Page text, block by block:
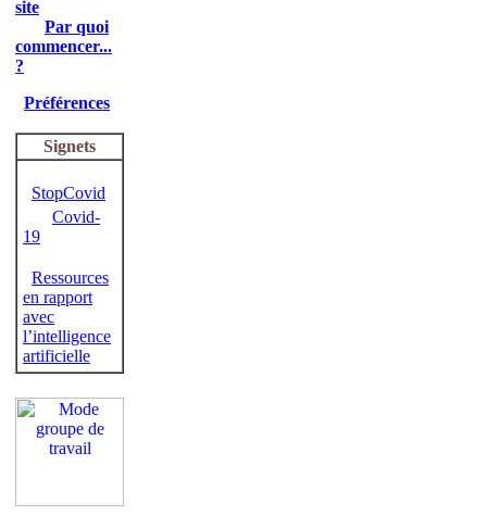
site
Par quoi
commencer...
?
Préférences
Signets
StopCovid
Covid-
19
Ressources
en rapport
avec
l’intelligence
artificielle